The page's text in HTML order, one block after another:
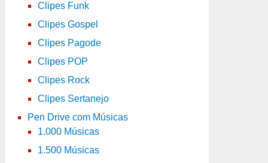
Clipes Funk
Clipes Gospel
Clipes Pagode
Clipes POP
Clipes Rock
Clipes Sertanejo
Pen Drive com Músicas
1.000 Músicas
1.500 Músicas